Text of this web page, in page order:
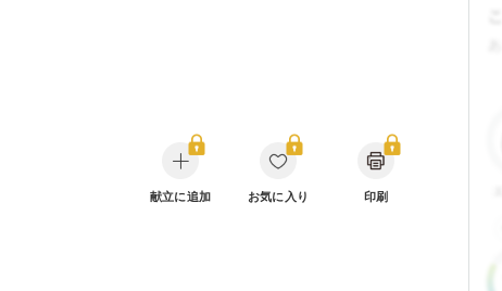
献立に追加 お気に入り 印刷